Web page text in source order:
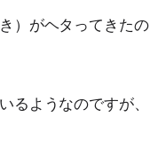
）がヘタってきたの
るようなのですが、